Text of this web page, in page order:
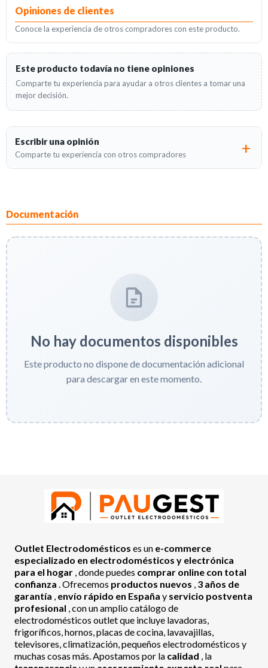
Opiniones de clientes
Conoce la experiencia de otros compradores con este producto.
Este producto todavía no tiene opiniones
Comparte tu experiencia para ayudar a otros clientes a tomar una
mejor decisión.
Escribir una opinión
Comparte tu experiencia con otros compradores
Documentación
No hay documentos disponibles
Este producto no dispone de documentación adicional
para descargar en este momento.
Outlet Electrodomésticos es un e-commerce
especializado en electrodomésticos y electrónica
para el hogar , donde puedes comprar online con total
confianza . Ofrecemos productos nuevos 3 años de
garantía envío rápido en España y servicio postventa
profesional , con un amplio catálogo de
electrodomésticos outlet que incluye lavadoras,
frigoríficos, hornos, placas de cocina, lavavajillas,
televisores, climatización, pequeños electrodomésticos y
muchas cosas más. Apostamos por la calidad , la